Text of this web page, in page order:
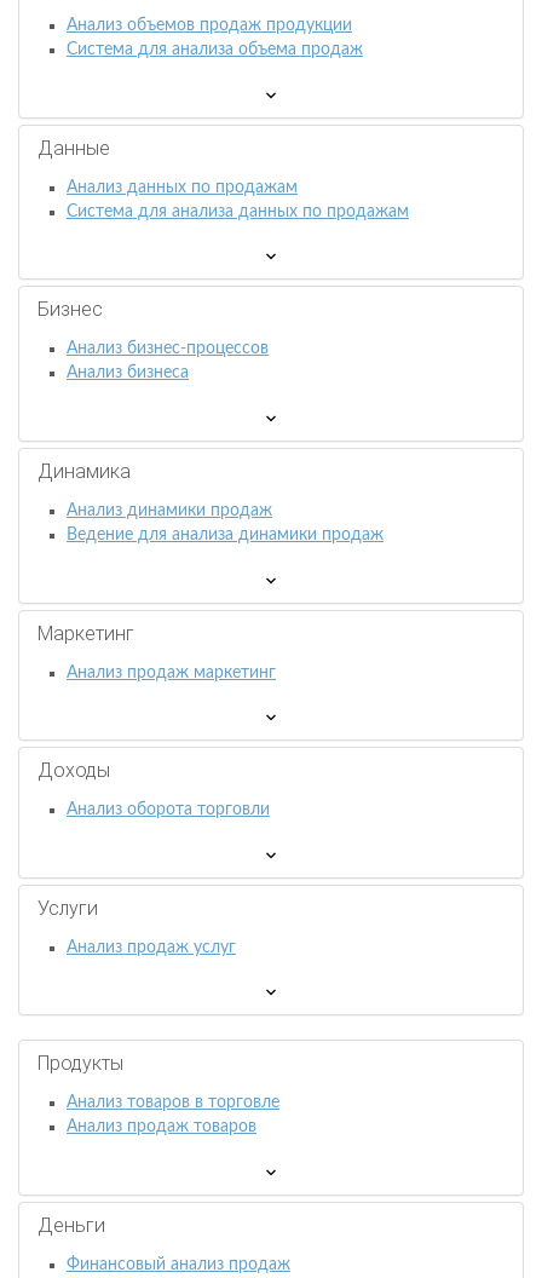
Анализ объемов продаж продукции
Система для анализа объема продаж
Данные
Анализ данных по продажам
Система для анализа данных по продажам
Бизнес
Анализ бизнес-процессов
Анализ бизнеса
Динамика
Анализ динамики продаж
Ведение для анализа динамики продаж
Маркетинг
Анализ продаж маркетинг
Доходы
Анализ оборота торговли
Услуги
Анализ продаж услуг
Продукты
Анализ товаров в торговле
Анализ продаж товаров
Деньги
Финансовый анализ продаж